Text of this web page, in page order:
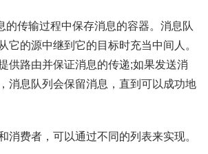
的传输过程中保存消息的容器。消息队
它的源中继到它的目标时充当中间人。
供路由并保证消息的传递;如果发送消
消息队列会保留消息，直到可以成功地
消费者，可以通过不同的列表来实现。